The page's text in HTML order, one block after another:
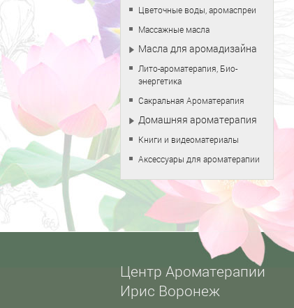
Цветочные воды, аромаспреи
Массажные масла
Масла для аромадизайна
Лито-ароматерапия, Био-
энергетика
Сакральная Ароматерапия
Домашняя ароматерапия
Книги и видеоматериалы
Аксессуары для ароматерапии
Центр Ароматерапии
Ирис Воронеж